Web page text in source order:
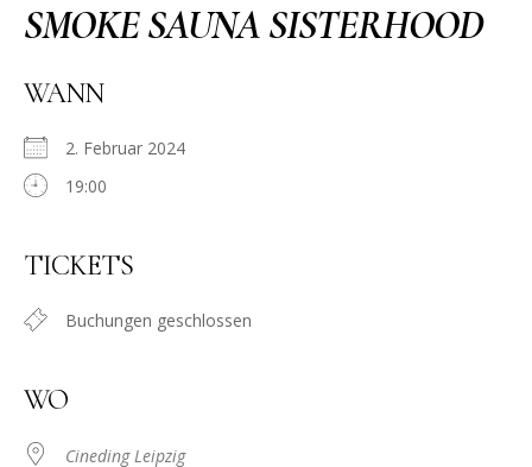
SMOKE SAUNA SISTERHOOD
WANN
2. Februar 2024
19:00
TICKETS
Buchungen geschlossen
WO
Cineding Leipzig